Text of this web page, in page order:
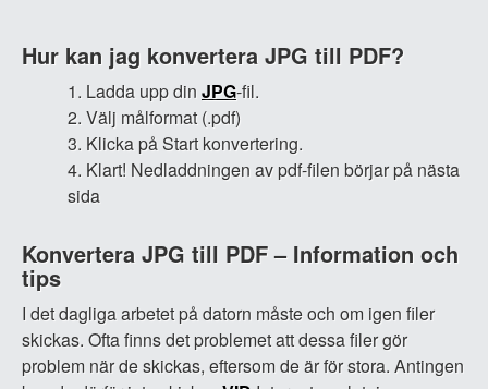
Hur kan jag konvertera JPG till PDF?
Ladda upp din JPG-fil.
Välj målformat (.pdf)
Klicka på Start konvertering.
Klart! Nedladdningen av pdf-filen börjar på nästa
sida
Konvertera JPG till PDF – Information och
tips
I det dagliga arbetet på datorn måste och om igen filer
skickas. Ofta finns det problemet att dessa filer gör
problem när de skickas, eftersom de är för stora. Antingen